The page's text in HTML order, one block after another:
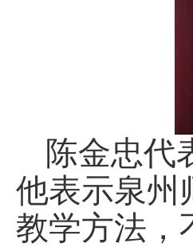
陈金忠代
他表示泉州
教学方法，